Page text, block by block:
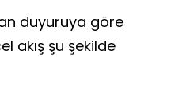
duyuruya göre
akış şu şekilde